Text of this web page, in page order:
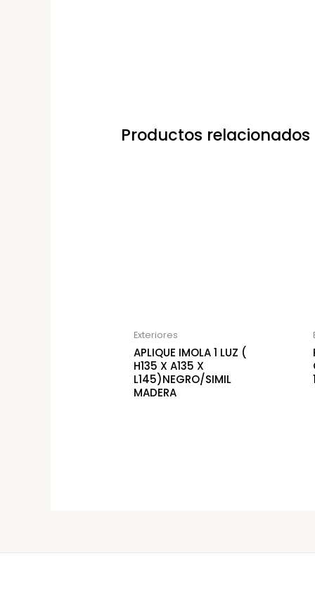
Productos relacionados
Exteriores
APLIQUE IMOLA 1 LUZ (
H135 X A135 X
L145)NEGRO/SIMIL
MADERA